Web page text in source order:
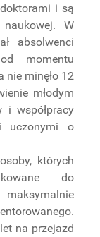
i są
W
absolwenci
momentu
nie minęło 12
młodym
i współpracy
uczonymi o
których
do
na przejazd